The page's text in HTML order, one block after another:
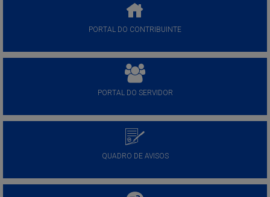
PORTAL DO CONTRIBUINTE
PORTAL DO SERVIDOR
QUADRO DE AVISOS